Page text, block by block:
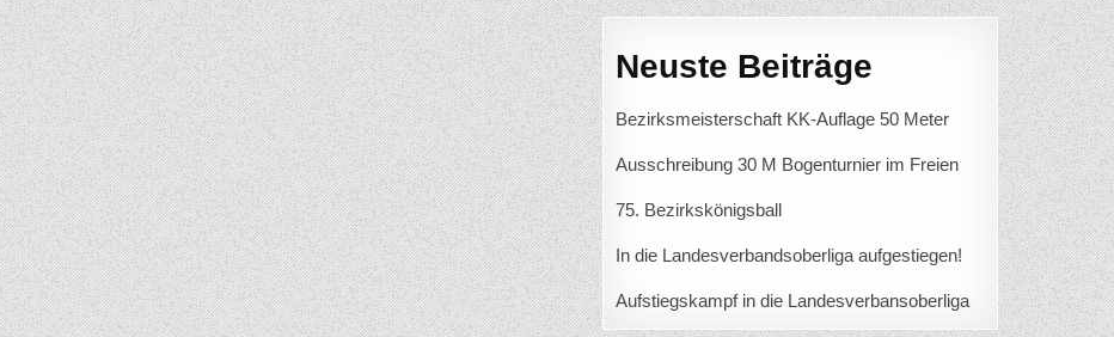
Neuste Beiträge
Bezirksmeisterschaft KK-Auflage 50 Meter
Ausschreibung 30 M Bogenturnier im Freien
75. Bezirkskönigsball
In die Landesverbandsoberliga aufgestiegen!
Aufstiegskampf in die Landesverbansoberliga